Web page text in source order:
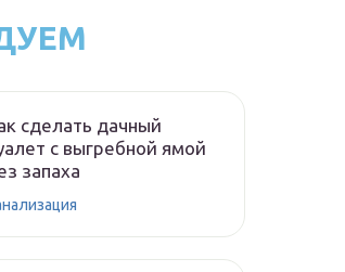
сделать дачный
с выгребной ямой
запаха